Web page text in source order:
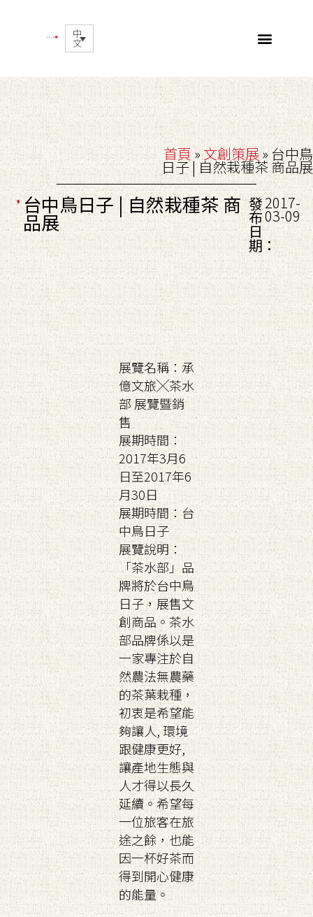
中
文
首頁»文創策展»台中鳥
日子 | 自然栽種茶 商品展
台中鳥日子 | 自然栽種茶 商
品展
發
布
日
期：
2017-
03-09
展覽名稱：承
億文旅╳茶水
部 展覽暨銷
售
展期時間：
2017年3月6
日至2017年6
月30日
展期時間：台
中鳥日子
展覽說明：
「茶水部」品
牌將於台中鳥
日子，展售文
創商品。茶水
部品牌係以是
一家專注於自
然農法無農藥
的茶葉栽種，
初衷是希望能
夠讓人, 環境
跟健康更好,
讓產地生態與
人才得以長久
延續。希望每
一位旅客在旅
途之餘，也能
因一杯好茶而
得到開心健康
的能量。